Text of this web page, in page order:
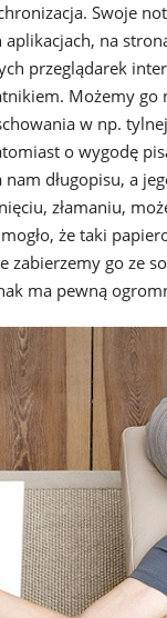
Swoje
aplikacjach, na
przeglądarek
Możemy
w np.
o wygodę
długopisu, a
złamaniu,
że taki
zabierzemy go ze
ma pewną